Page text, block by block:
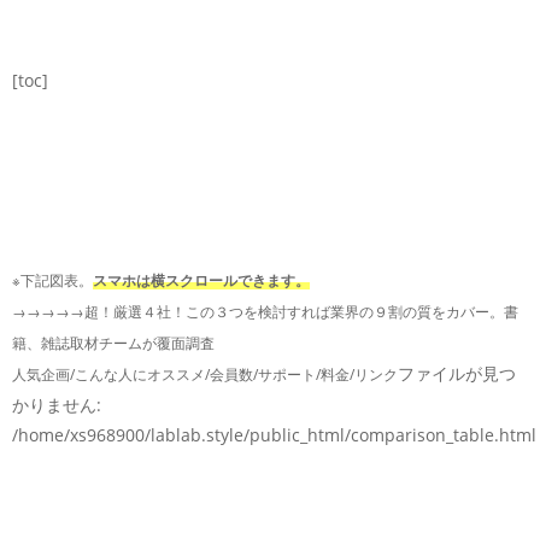
[toc]
※下記図表。 スマホは横スクロールできます。
→→→→→超！厳選４社！この３つを検討すれば業界の９割の質をカバー。書
籍、雑誌取材チームが覆面調査
人気企画/こんな人にオススメ/会員数/サポート/料金/リンク ファイルが見つ
かりません:
/home/xs968900/lablab.style/public_html/comparison_table.html